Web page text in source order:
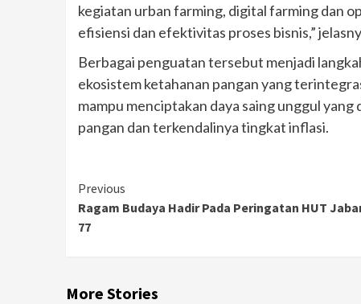
kegiatan urban farming, digital farming dan
efisiensi dan efektivitas proses bisnis,”
Berbagai penguatan tersebut menjadi
ekosistem ketahanan pangan yang
mampu menciptakan daya saing unggul
pangan dan terkendalinya tingkat inflasi.
Continue
Reading
Previous
Ragam Budaya Hadir Pada Peringatan HUT
77
More Stories